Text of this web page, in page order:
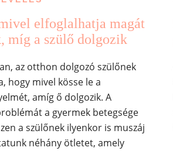
elfoglalhatja magát
míg a szülő dolgozik
az otthon dolgozó szülőnek
hogy mivel kösse le a
amíg ő dolgozik. A
a gyermek betegsége
a szülőnek ilyenkor is muszáj
néhány ötletet, amely